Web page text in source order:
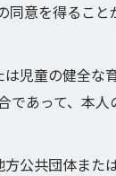
同意を得ること
児童の健全な
であって、本人
公共団体また